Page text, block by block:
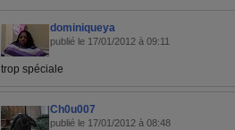
dominiqueya
publié le 17/01/2012 à 09:11
trop spéciale
Ch0u007
publié le 17/01/2012 à 08:48